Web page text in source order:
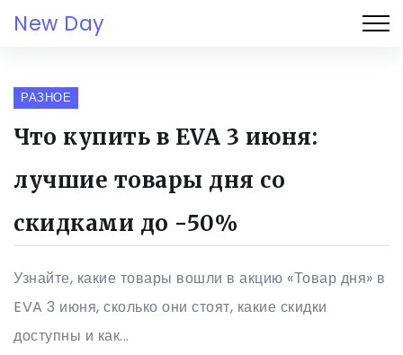
New Day
РАЗНОЕ
Что купить в EVA 3 июня:
лучшие товары дня со
скидками до -50%
Узнайте, какие товары вошли в акцию «Товар дня» в
EVA 3 июня, сколько они стоят, какие скидки
доступны и как...